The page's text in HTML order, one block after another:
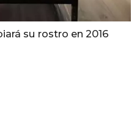
su rostro en 2016